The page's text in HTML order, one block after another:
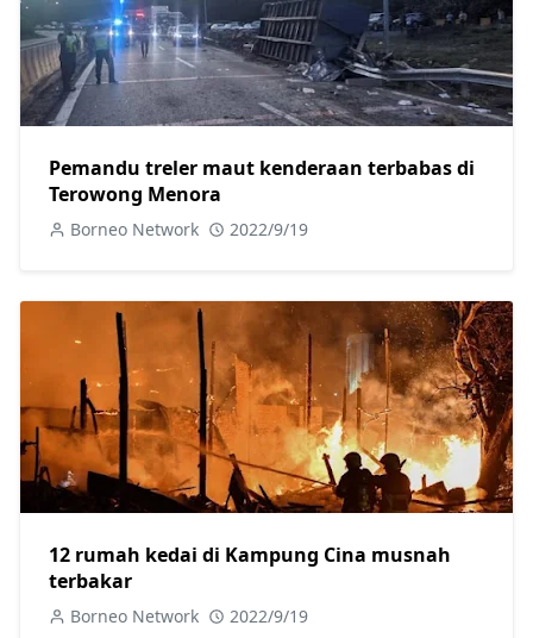
Pemandu treler maut kenderaan terbabas di
Terowong Menora
Borneo Network 2022/9/19
12 rumah kedai di Kampung Cina musnah
terbakar
Borneo Network 2022/9/19